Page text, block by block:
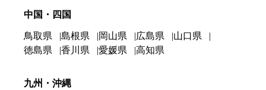
中国・四国
鳥取県 島根県 岡山県 広島県
山口県
徳島県
香川県 愛媛県 高知県
九州・沖縄